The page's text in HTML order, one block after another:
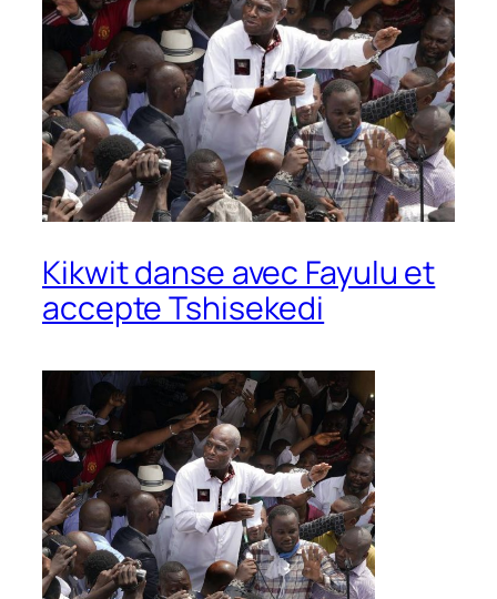
Kikwit danse avec Fayulu et
accepte Tshisekedi